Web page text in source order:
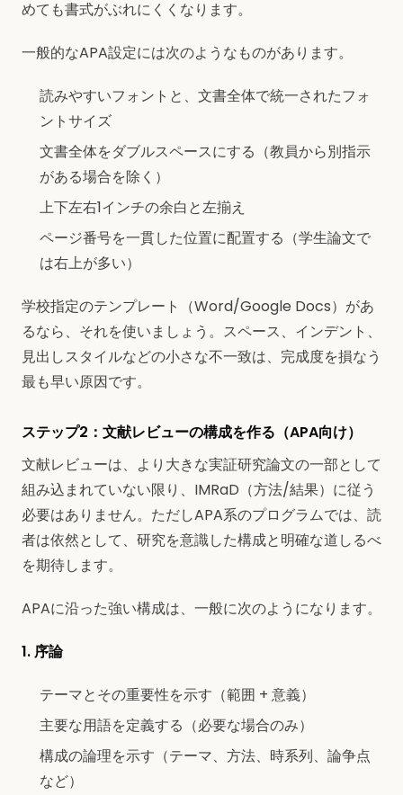
めても書式がぶれにくくなります。
一般的なAPA設定には次のようなものがあります。
読みやすいフォントと、文書全体で統一されたフォ
ントサイズ
文書全体をダブルスペースにする（教員から別指示
がある場合を除く）
上下左右1インチの余白と左揃え
ページ番号を一貫した位置に配置する（学生論文で
は右上が多い）
学校指定のテンプレート（Word/Google Docs）があ
るなら、それを使いましょう。スペース、インデント、
見出しスタイルなどの小さな不一致は、完成度を損なう
最も早い原因です。
ステップ2：文献レビューの構成を作る（APA向け）
文献レビューは、より大きな実証研究論文の一部として
組み込まれていない限り、IMRaD（方法/結果）に従う
必要はありません。ただしAPA系のプログラムでは、読
者は依然として、研究を意識した構成と明確な道しるべ
を期待します。
APAに沿った強い構成は、一般に次のようになります。
1. 序論
テーマとその重要性を示す（範囲 + 意義）
主要な用語を定義する（必要な場合のみ）
構成の論理を示す（テーマ、方法、時系列、論争点
など）